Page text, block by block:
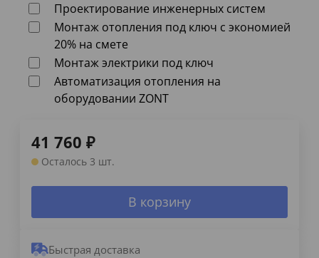
Проектирование инженерных систем
Монтаж отопления под ключ с экономией
20% на смете
Монтаж электрики под ключ
Автоматизация отопления на
оборудовании ZONT
41 760 ₽
Осталось 3 шт.
В корзину
Быстрая доставка